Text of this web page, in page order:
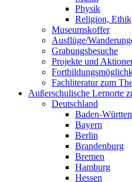
Physik
Religion,
Museumskoffer
Ausflüge/
Grabungsbesuche
Projekte und
Fachliteratur zum
Außerschulische Lernorte
Deutschland
Baden-
Bayern
Berlin
Brandenburg
Bremen
Hamburg
Hessen